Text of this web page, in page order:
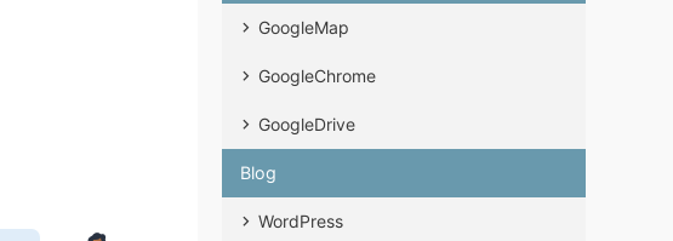
GoogleMap
GoogleChrome
GoogleDrive
Blog
WordPress